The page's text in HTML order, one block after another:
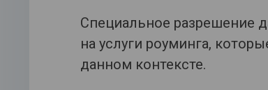
Специальное разрешение
на услуги роуминга,
данном контексте.